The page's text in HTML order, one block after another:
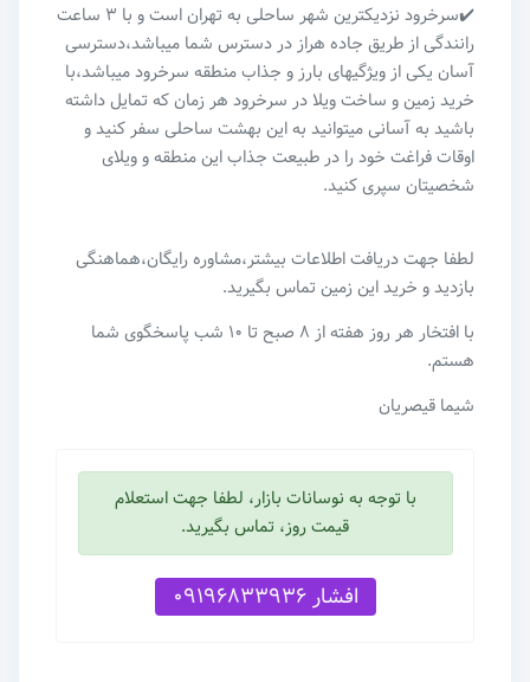
✔️سرخرود نزدیکترین شهر ساحلی به تهران است و با ۳ ساعت
رانندگی از طریق جاده هراز در دسترس شما میباشد،دسترسی
آسان یکی از ویژگیهای بارز و جذاب منطقه سرخرود میباشد،با
خرید زمین و ساخت ویلا در سرخرود هر زمان که تمایل داشته
باشید به آسانی میتوانید به این بهشت ساحلی سفر کنید و‌
اوقات فراغت خود را در طبیعت جذاب این منطقه و ویلای
شخصیتان سپری کنید.
لطفا جهت دریافت اطلاعات بیشتر،مشاوره رایگان،هماهنگی
بازدید و خرید این زمین تماس بگیرید.
با افتخار هر روز هفته از ۸ صبح تا ۱۰ شب پاسخگوی شما
هستم.
شیما قیصریان
با توجه به نوسانات بازار، لطفا جهت استعلام
قیمت روز، تماس بگیرید.
افشار 09196833936